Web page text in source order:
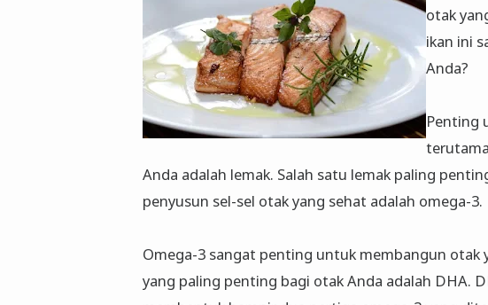
otak
ikan ini
Anda?
Penting
Anda adalah lemak. Salah satu lemak paling
penyusun sel-sel otak yang sehat adalah omega-3.
Omega-3 sangat penting untuk membangun otak
yang paling penting bagi otak Anda adalah DHA.